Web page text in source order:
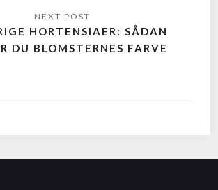
HORTENSIAER: SÅDAN
DU BLOMSTERNES FARVE